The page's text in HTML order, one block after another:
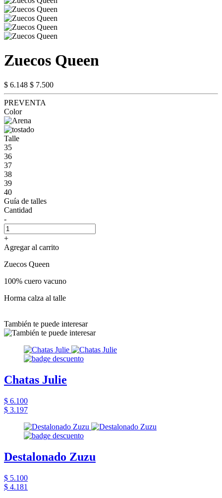
Zuecos Queen
$ 6.148 $ 7.500
PREVENTA
Color
Talle
35
36
37
38
39
40
Guía de talles
Cantidad
-
+
Agregar al carrito
Zuecos Queen
100% cuero vacuno
Horma calza al talle
También te puede interesar
Chatas Julie
$ 6.100
$ 3.197
Destalonado Zuzu
$ 5.100
$ 4.181